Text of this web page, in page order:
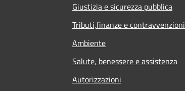
Giustizia e sicurezza pubblica
Tributi,finanze e contravvenzioni
Ambiente
Salute, benessere e assistenza
Autorizzazioni